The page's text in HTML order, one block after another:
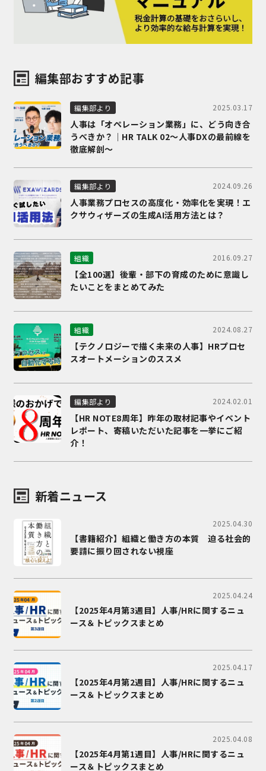
編集部おすすめ記事
編集部より 2025.03.17
人事は「オペレーション業務」に、どう向き合
うべきか？｜HR TALK 02～人事DXの最前線を
徹底解剖～
編集部より 2024.09.26
人事業務プロセスの高度化・効率化を実現！エ
クサウィザーズの生成AI活用方法とは？
組織 2016.09.27
【全100選】後輩・部下の育成のために意識し
たいことをまとめてみた
組織 2024.08.27
【テクノロジーで描く未来の人事】HRプロセ
スオートメーションのススメ
編集部より 2024.02.01
【HR NOTE8周年】昨年の取材記事やイベント
レポート、寄稿いただいた記事を一挙にご紹
介！
新着ニュース
2025.04.30
【書籍紹介】組織と働き方の本質 迫る社会的
要請に振り回されない視座
2025.04.24
【2025年4月第3週目】人事/HRに関するニュ
ース＆トピックスまとめ
2025.04.17
【2025年4月第2週目】人事/HRに関するニュ
ース＆トピックスまとめ
2025.04.08
【2025年4月第1週目】人事/HRに関するニュ
ース＆トピックスまとめ